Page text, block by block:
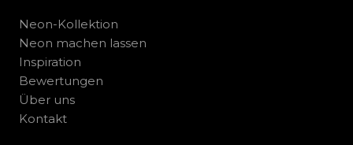
Neon-Kollektion
Neon machen lassen
Inspiration
Bewertungen
Über uns
Kontakt